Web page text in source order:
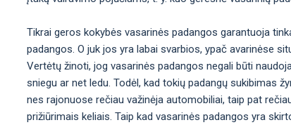
Tikrai geros kokybės vasarinės padangos garantuoja
padangos. O juk jos yra labai svarbios, ypač avarinėse
Vertėtų žinoti, jog vasarinės padangos negali būti
sniegu ar net ledu. Todėl, kad tokių padangų sukibimas
nes rajonuose rečiau važinėja automobiliai, taip pat
prižiūrimais keliais. Taip kad vasarinės padangos yra